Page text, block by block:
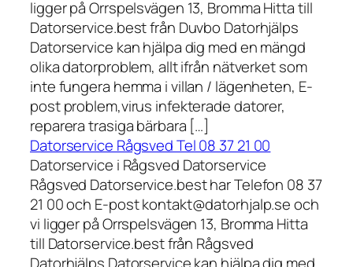
ligger på Orrspelsvägen 13, Bromma Hitta till
Datorservice.best från Duvbo Datorhjälps
Datorservice kan hjälpa dig med en mängd
olika datorproblem, allt ifrån nätverket som
inte fungera hemma i villan / lägenheten, E-
post problem,virus infekterade datorer,
reparera trasiga bärbara […]
Datorservice Rågsved Tel 08 37 21 00
Datorservice i Rågsved Datorservice
Rågsved Datorservice.best har Telefon 08 37
21 00 och E-post kontakt@datorhjalp.se och
vi ligger på Orrspelsvägen 13, Bromma Hitta
till Datorservice.best från Rågsved